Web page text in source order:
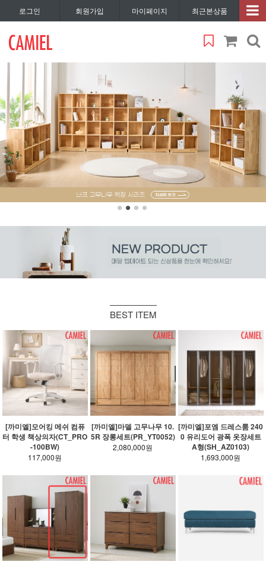
로그인 회원가입 마이페이지 최근본상품
BEST ITEM
[까미엘]모어킹 메쉬 컴퓨
터 학생 책상의자(CT_PRO
-100BW)
117,000원
[까미엘]마델 고무나무 10.
5R 장롱세트(PR_YT0052)
2,080,000원
[까미엘]포엠 드레스룸 240
0 유리도어 광폭 옷장세트
A형(SH_AZ0103)
1,693,000원